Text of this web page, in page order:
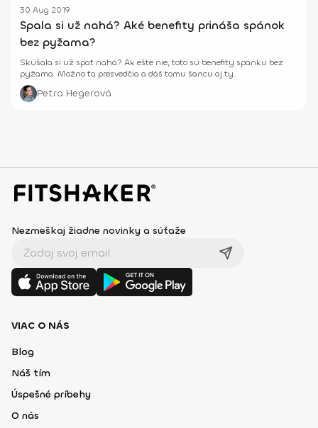
30 Aug 2019
Spala si už nahá? Aké benefity prináša spánok
bez pyžama?
Skúšala si už spať nahá? Ak ešte nie, toto sú benefity spánku bez
pyžama. Možno ťa presvedčia a dáš tomu šancu aj ty.
Petra Hegerová
Nezmeškaj žiadne novinky a súťaže
VIAC O NÁS
Blog
Náš tím
Úspešné príbehy
O nás